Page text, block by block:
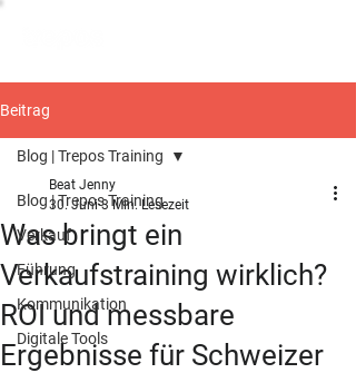
Beitrag
Blog | Trepos Training
Verkauf
Führung
Kommunikation
Digitale Tools
Blog | Trepos Training
Was bringt ein
Verkaufstraining wirklich?
ROI und messbare
Ergebnisse für Schweizer
Beat Jenny
30. Juni 3 Min. Lesezeit